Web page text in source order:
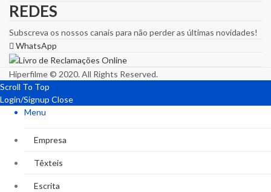
REDES
Subscreva os nossos canais para não perder as últimas novidades!
WhatsApp
Hiperfilme © 2020. All Rights Reserved.
Scroll To Top
Login/Signup Close
Menu
Empresa
Têxteis
Escrita